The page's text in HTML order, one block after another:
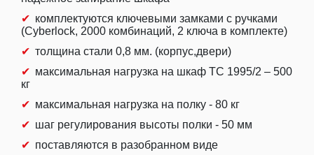
комплектуются ключевыми замками с ручками
(Cyberlock, 2000 комбинаций, 2 ключа в комплекте)
толщина стали 0,8 мм. (корпус,двери)
максимальная нагрузка на шкаф ТС 1995/2 – 500
кг
максимальная нагрузка на полку - 80 кг
шаг регулирования высоты полки - 50 мм
поставляются в разобранном виде